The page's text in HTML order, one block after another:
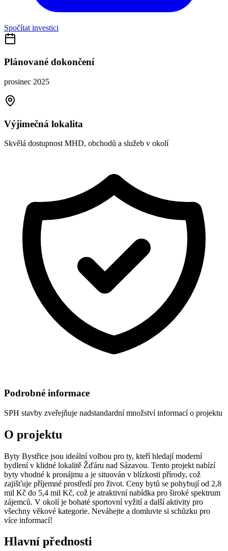
Spočítat investici
Plánované dokončení
prosinec 2025
Výjimečná lokalita
Skvělá dostupnost MHD, obchodů a služeb v okolí
Podrobné informace
SPH stavby zveřejňuje nadstandardní množství informací o projektu
O projektu
Byty Bystřice jsou ideální volbou pro ty, kteří hledají moderní
bydlení v klidné lokalitě Žďáru nad Sázavou. Tento projekt nabízí
byty vhodné k pronájmu a je situován v blízkosti přírody, což
zajišťuje příjemné prostředí pro život. Ceny bytů se pohybují od 2,8
mil Kč do 5,4 mil Kč, což je atraktivní nabídka pro široké spektrum
zájemců. V okolí je bohaté sportovní vyžití a další aktivity pro
všechny věkové kategorie. Neváhejte a domluvte si schůzku pro
více informací!
Hlavní přednosti